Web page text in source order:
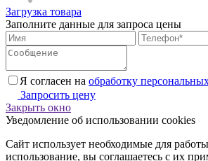
Загрузка товара
Заполните данные для запроса цены
Я согласен на обработку
Запросить цену
Закрыть окно
Уведомление об использовании cookies
Сайт использует необходимые для
использование, вы соглашаетесь с их